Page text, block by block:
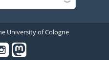
University of Cologne